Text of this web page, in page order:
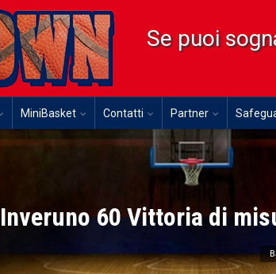
Se puoi
MiniBasket Contatti Partner
60 Vittoria di